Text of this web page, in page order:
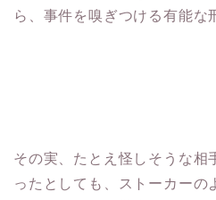
ら、事件を嗅ぎつける有能な
その実、たとえ怪しそうな相
ったとしても、ストーカーの